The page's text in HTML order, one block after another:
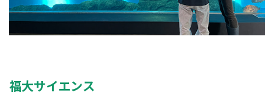
福大サイエンス